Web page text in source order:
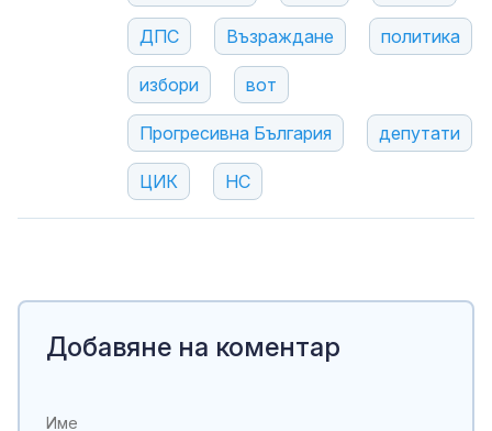
ДПС Възраждане политика
избори вот
Прогресивна България депутати
ЦИК НС
Добавяне на коментар